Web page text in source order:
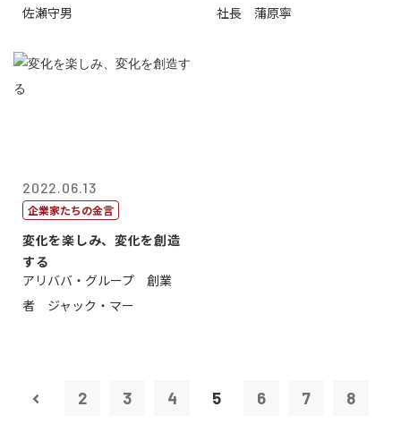
佐瀬守男
社長 蒲原寧
2022.06.13
企業家たちの金言
変化を楽しみ、変化を創造
する
アリババ・グループ 創業
者 ジャック・マー
2 3 4 5 6 7 8